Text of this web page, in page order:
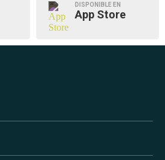
DISPONIBLE EN
App Store